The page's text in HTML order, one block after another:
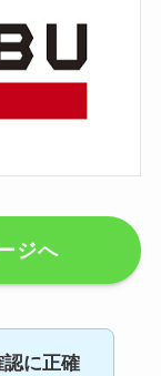
ジへ
に正確